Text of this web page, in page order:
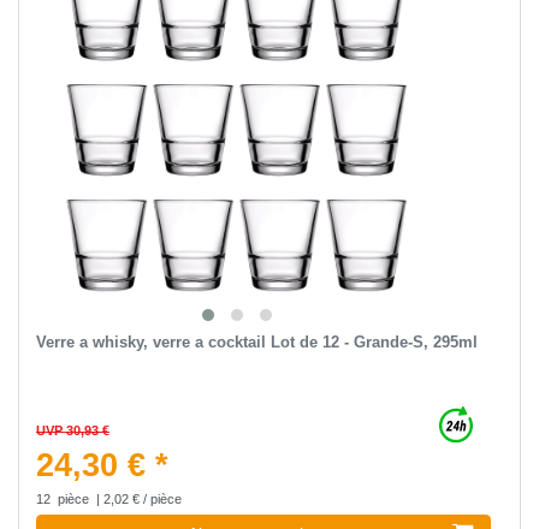
Verre a whisky, verre a cocktail Lot de 12 - Grande-S, 295ml
UVP 30,93 €
24,30 € *
12 pièce | 2,02 € / pièce